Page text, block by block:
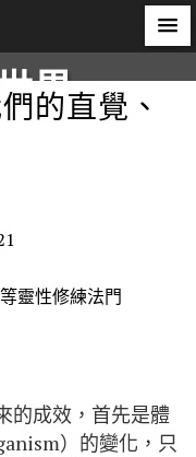
界
的直覺、
靈性修練法門
的成效，首先是體
）的變化，只